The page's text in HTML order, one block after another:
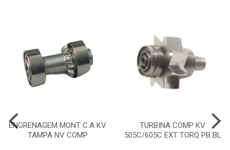
ENGRENAGEM MONT C.A KV
TAMPA NV COMP
TURBINA COMP KV
505C/605C EXT TORQ PB BL